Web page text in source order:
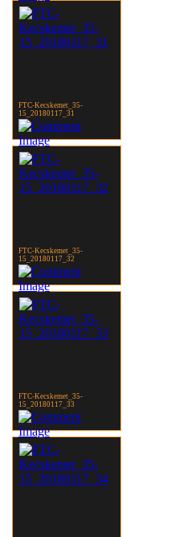
FTC-Kecskemet_35-
15_20180117_31
FTC-Kecskemet_35-
15_20180117_32
FTC-Kecskemet_35-
15_20180117_33